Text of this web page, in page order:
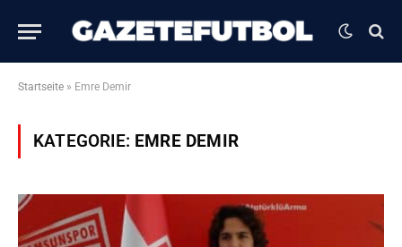
Startseite » Emre Demir
KATEGORIE: EMRE DEMIR